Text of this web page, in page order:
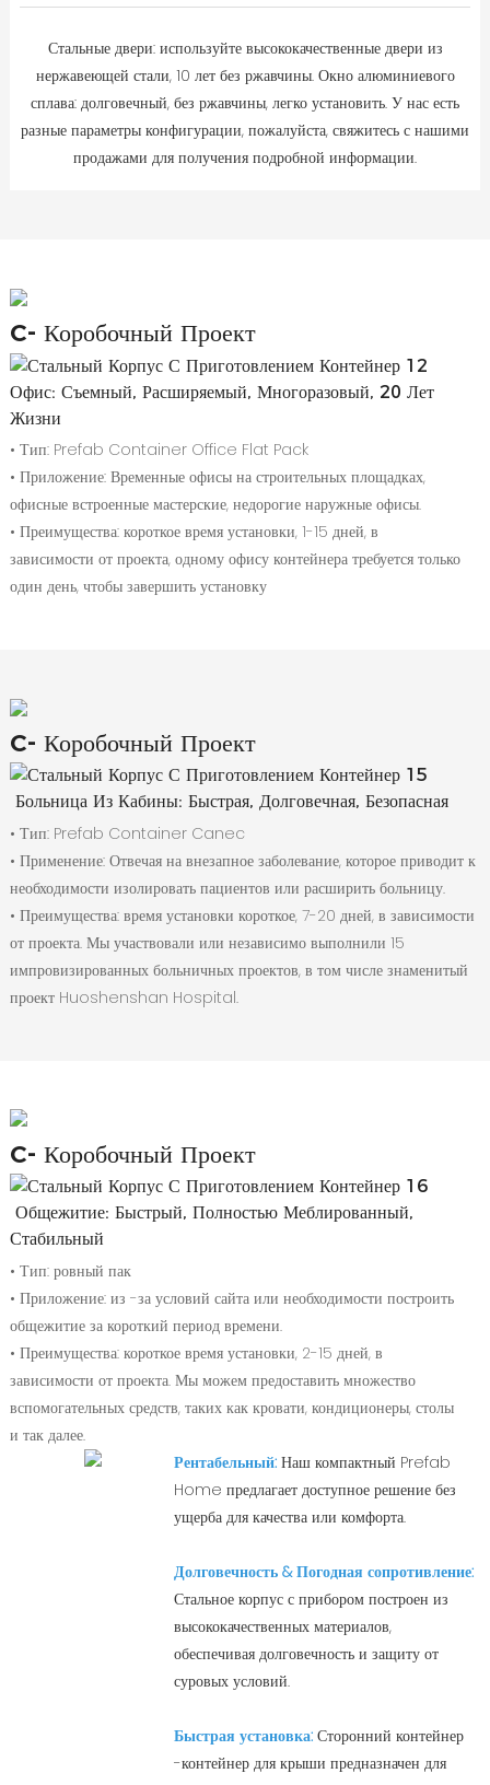
Стальные двери: используйте высококачественные двери из
нержавеющей стали, 10 лет без ржавчины. Окно алюминиевого
сплава: долговечный, без ржавчины, легко установить. У нас есть
разные параметры конфигурации, пожалуйста, свяжитесь с нашими
продажами для получения подробной информации.
C- Коробочный Проект
Офис: Съемный, Расширяемый, Многоразовый, 20 Лет
Жизни
• Тип: Prefab Container Office Flat Pack
• Приложение: Временные офисы на строительных площадках,
офисные встроенные мастерские, недорогие наружные офисы.
• Преимущества: короткое время установки, 1-15 дней, в
зависимости от проекта, одному офису контейнера требуется только
один день, чтобы завершить установку
C- Коробочный Проект
Больница Из Кабины: Быстрая, Долговечная, Безопасная
• Тип: Prefab Container Canec
• Применение: Отвечая на внезапное заболевание, которое приводит к
необходимости изолировать пациентов или расширить больницу.
• Преимущества: время установки короткое, 7-20 дней, в зависимости
от проекта. Мы участвовали или независимо выполнили 15
импровизированных больничных проектов, в том числе знаменитый
проект Huoshenshan Hospital.
C- Коробочный Проект
Общежитие: Быстрый, Полностью Меблированный,
Стабильный
• Тип: ровный пак
• Приложение: из -за условий сайта или необходимости построить
общежитие за короткий период времени.
• Преимущества: короткое время установки, 2-15 дней, в
зависимости от проекта. Мы можем предоставить множество
вспомогательных средств, таких как кровати, кондиционеры, столы
и так далее.
Рентабельный: Наш компактный Prefab
Home предлагает доступное решение без
ущерба для качества или комфорта.
Долговечность & Погодная сопротивление:
Стальное корпус с прибором построен из
высококачественных материалов,
обеспечивая долговечность и защиту от
суровых условий.
Быстрая установка: Сторонний контейнер
-контейнер для крыши предназначен для